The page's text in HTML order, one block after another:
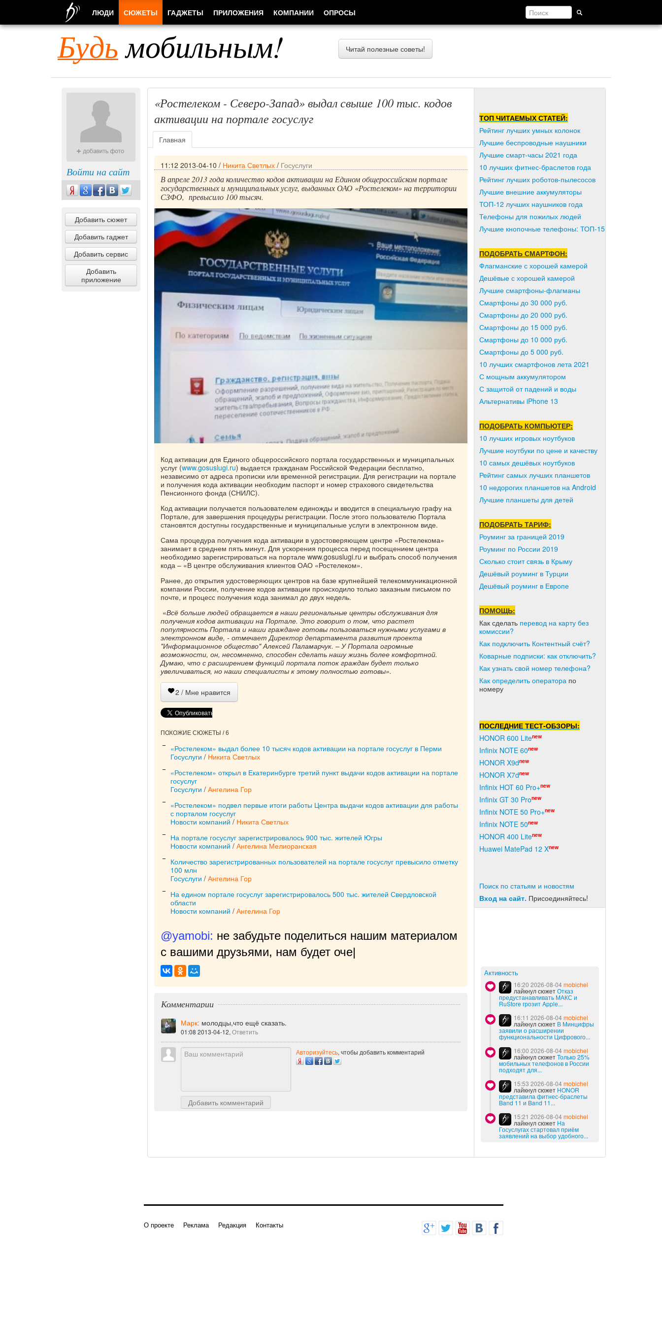
Будьмобильным! Читай полезные советы!
Войти на сайт
Добавить сюжет
Добавить гаджет
Добавить сервис
Добавить
приложение
«Ростелеком - Северо-Запад» выдал свыше 100 тыс. кодов
активации на портале госуслуг
Главная
11:12 2013-04-10 / Никита Светлых / Госуслуги
В апреле 2013 года количество кодов активации на Едином общероссийском портале
государственных и муниципальных услуг, выданных ОАО «Ростелеком» на территории
СЗФО, превысило 100 тысяч.
Код активации для Единого общероссийского портала государственных и муниципальных
услуг (www.gosuslugi.ru) выдается гражданам Российской Федерации бесплатно,
независимо от адреса прописки или временной регистрации. Для регистрации на портале
и получения кода активации необходим паспорт и номер страхового свидетельства
Пенсионного фонда (СНИЛС).
Код активации получается пользователем единожды и вводится в специальную графу на
Портале, для завершения процедуры регистрации. После этого пользователю Портала
становятся доступны государственные и муниципальные услуги в электронном виде.
Сама процедура получения кода активации в удостоверяющем центре «Ростелекома»
занимает в среднем пять минут. Для ускорения процесса перед посещением центра
необходимо зарегистрироваться на портале www.gosuslugi.ru и выбрать способ получения
кода – «В центре обслуживания клиентов ОАО «Ростелеком».
Ранее, до открытия удостоверяющих центров на базе крупнейшей телекоммуникационной
компании России, получение кодов активации происходило только заказным письмом по
почте, и процесс получения кода занимал до двух недель.
«Всё больше людей обращается в наши региональные центры обслуживания для
получения кодов активации на Портале. Это говорит о том, что растет
популярность Портала и наши граждане готовы пользоваться нужными услугами в
электронном виде, - отмечает Директор департамента развития проекта
"Информационное общество" Алексей Паламарчук. – У Портала огромные
возможности, он, несомненно, способен сделать нашу жизнь более комфортной.
Думаю, что с расширением функций портала поток граждан будет только
увеличиваться, но наши специалисты к этому полностью готовы».
2 / Мне нравится
ПОХОЖИЕ СЮЖЕТЫ / 6
«Ростелеком» выдал более 10 тысяч кодов активации на портале госуслуг в Перми
Госуслуги / Никита Светлых
«Ростелеком» открыл в Екатеринбурге третий пункт выдачи кодов активации на портале
госуслуг
Госуслуги / Ангелина Гор
«Ростелеком» подвел первые итоги работы Центра выдачи кодов активации для работы
с порталом госуслуг
Новости компаний / Никита Светлых
На портале госуслуг зарегистрировалось 900 тыс. жителей Югры
Новости компаний / Ангелина Мелиоранская
Количество зарегистрированных пользователей на портале госуслуг превысило отметку
100 млн
Госуслуги / Ангелина Гор
На едином портале госуслуг зарегистрировалось 500 тыс. жителей Свердловской
области
Новости компаний / Ангелина Гор
@yamobi: не забудьте поделиться нашим материалом
с вашими друзьями, нам будет очень приятно!
Комментарии
Марк: молодцы,что ещё сказать.
01:08 2013-04-12, Ответить
Добавить комментарий
Авторизуйтесь, чтобы добавить комментарий
ТОП ЧИТАЕМЫХ СТАТЕЙ:
Рейтинг лучших умных колонок
Лучшие беспроводные наушники
Лучшие смарт-часы 2021 года
10 лучших фитнес-браслетов года
Рейтинг лучших роботов-пылесосов
Лучшие внешние аккумуляторы
ТОП-12 лучших наушников года
Телефоны для пожилых людей
Лучшие кнопочные телефоны: ТОП-15
ПОДОБРАТЬ СМАРТФОН:
Флагманские с хорошей камерой
Дешёвые с хорошей камерой
Лучшие смартфоны-флагманы
Смартфоны до 30 000 руб.
Смартфоны до 20 000 руб.
Смартфоны до 15 000 руб.
Смартфоны до 10 000 руб.
Смартфоны до 5 000 руб.
10 лучших смартфонов лета 2021
С мощным аккумулятором
С защитой от падений и воды
Альтернативы iPhone 13
ПОДОБРАТЬ КОМПЬЮТЕР:
10 лучших игровых ноутбуков
Лучшие ноутбуки по цене и качеству
10 самых дешёвых ноутбуков
Рейтинг самых лучших планшетов
10 недорогих планшетов на Android
Лучшие планшеты для детей
ПОДОБРАТЬ ТАРИФ:
Роуминг за границей 2019
Роуминг по России 2019
Сколько стоит связь в Крыму
Дешёвый роуминг в Турции
Дешёвый роуминг в Европе
ПОМОЩЬ:
Как сделать перевод на карту без
комиссии?
Как подключить Контентный счёт?
Коварные подписки: как отключить?
Как узнать свой номер телефона?
Как определить оператора по
номеру
ПОСЛЕДНИЕ ТЕСТ-ОБЗОРЫ:
HONOR 600 Litenew
Infinix NOTE 60new
HONOR X9dnew
HONOR X7dnew
Infinix HOT 60 Pro+new
Infinix GT 30 Pronew
Infinix NOTE 50 Pro+new
Infinix NOTE 50new
HONOR 400 Litenew
Huawei MatePad 12 Xnew
Поиск по статьям и новостям
Вход на сайт. Присоединяйтесь!
Активность
16:20 2026-08-04mobichel
лайкнул сюжетОтказ
предустанавливать МАКС и
RuStore грозит Apple...
16:11 2026-08-04mobichel
лайкнул сюжет В Минцифры
заявили о расширении
функциональности Цифрового...
16:00 2026-08-04mobichel
лайкнул сюжетТолько 25%
мобильных телефонов в России
подходят для...
15:53 2026-08-04mobichel
лайкнул сюжет HONOR
представила фитнес-браслеты
Band 11 и Band 11...
15:21 2026-08-04mobichel
лайкнул сюжет На
Госуслугах стартовал приём
заявлений на выбор удобного...
ЛЮДИ СЮЖЕТЫ ГАДЖЕТЫ ПРИЛОЖЕНИЯ КОМПАНИИ ОПРОСЫ
О проекте Реклама Редакция Контакты